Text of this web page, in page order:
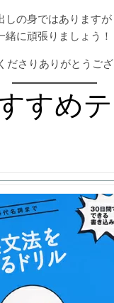
しの身ではありますが
に頑張りましょう！
ださりありがとうご
すめ